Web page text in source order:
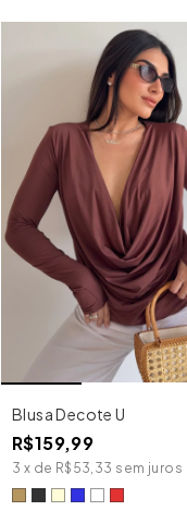
Blusa Decote U
R$159,99
3 x de R$53,33 sem juros